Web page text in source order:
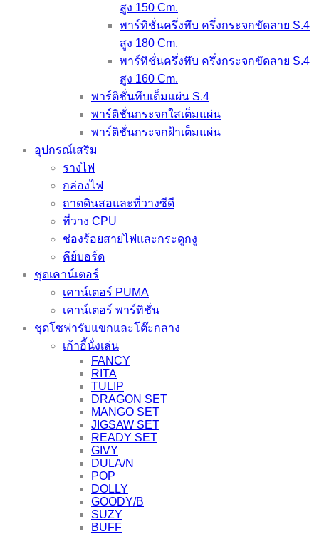
สูง 150 Cm.
พาร์ทิชั่นครึ่งทึบ ครึ่งกระจกขัดลาย S.4
สูง 180 Cm.
พาร์ทิชั่นครึ่งทึบ ครึ่งกระจกขัดลาย S.4
สูง 160 Cm.
พาร์ติชั่นทึบเต็มแผ่น S.4
พาร์ติชั่นกระจกใสเต็มแผ่น
พาร์ติชั่นกระจกฝ้าเต็มแผ่น
อุปกรณ์เสริม
รางไฟ
กล่องไฟ
ถาดดินสอและที่วางซีดี
ที่วาง CPU
ช่องร้อยสายไฟและกระดูกงู
คีย์บอร์ด
ชุดเคาน์เตอร์
เคาน์เตอร์ PUMA
เคาน์เตอร์ พาร์ทิชั่น
ชุดโซฟารับแขกและโต๊ะกลาง
เก้าอี้นั่งเล่น
FANCY
RITA
TULIP
DRAGON SET
MANGO SET
JIGSAW SET
READY SET
GIVY
DULA/N
POP
DOLLY
GOODY/B
SUZY
BUFF